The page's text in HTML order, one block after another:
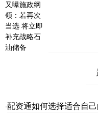
·配资通如何选择适合自